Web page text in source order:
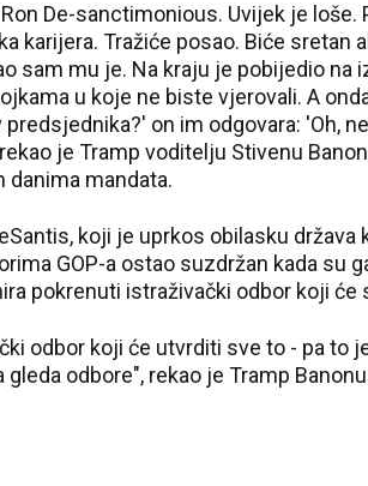
De-sanctimonious. Uvijek je loše.
karijera. Tražiće posao. Biće sretan
sam mu je. Na kraju je pobijedio na
u koje ne biste vjerovali. A
on im odgovara: 'Oh,
je Tramp voditelju Stivenu
mandata.
koji je uprkos obilasku
GOP-a ostao suzdržan kada su
pokrenuti istraživački odbor koji će
odbor koji će utvrditi sve to - pa to
gleda odbore", rekao je Tramp